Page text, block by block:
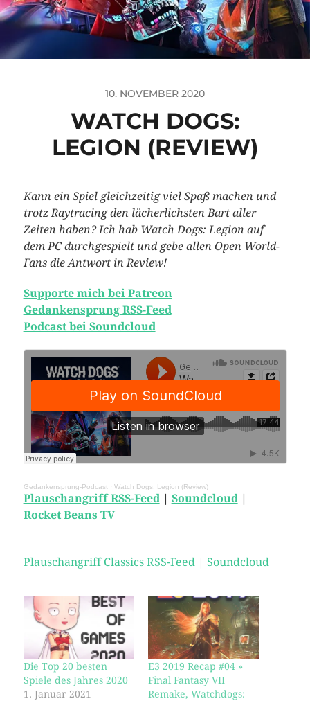
10. NOVEMBER 2020
WATCH DOGS:
LEGION (REVIEW)
Kann ein Spiel gleichzeitig viel Spaß machen und
trotz Raytracing den lächerlichsten Bart aller
Zeiten haben? Ich hab Watch Dogs: Legion auf
dem PC durchgespielt und gebe allen Open World-
Fans die Antwort in Review!
Supporte mich bei Patreon
Gedankensprung RSS-Feed
Podcast bei Soundcloud
Gedankensprung-Podcast· Watch Dogs: Legion (Review)
Plauschangriff RSS-Feed| Soundcloud|
Rocket Beans TV
Plauschangriff Classics RSS-Feed| Soundcloud
Die Top 20 besten
Spiele des Jahres 2020
1. Januar 2021
E3 2019 Recap #04 »
Final Fantasy VII
Remake, Watchdogs: